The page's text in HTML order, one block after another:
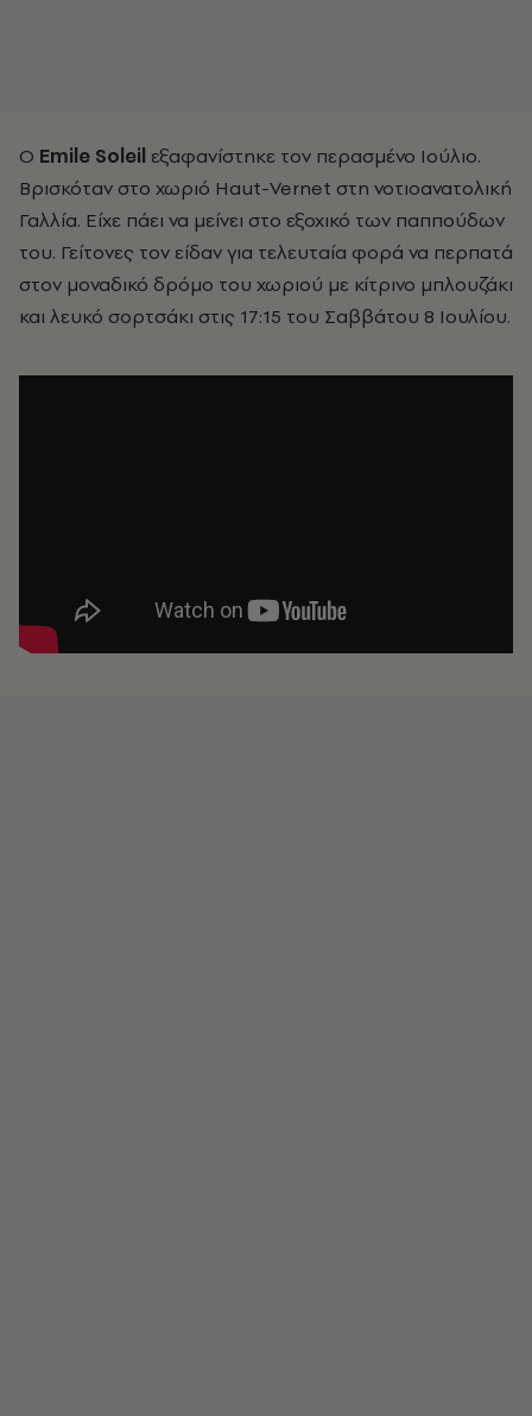
Ο Emile Soleil εξαφανίστηκε τον περασμένο Ιούλιο.
Βρισκόταν στο χωριό Haut-Vernet στη νοτιοανατολική
Γαλλία. Είχε πάει να μείνει στο εξοχικό των παππούδων
του. Γείτονες τον είδαν για τελευταία φορά να περπατά
στον μοναδικό δρόμο του χωριού με κίτρινο μπλουζάκι
και λευκό σορτσάκι στις 17:15 του Σαββάτου 8 Ιουλίου.